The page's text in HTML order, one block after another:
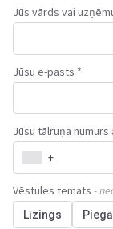
Jūs vārds vai
Jūsu e-pasts *
Jūsu tālruņa
+
Vēstules temats -
Līzings